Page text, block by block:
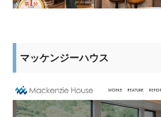
マッケンジーハウス